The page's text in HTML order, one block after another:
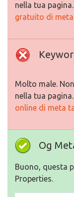
nella tua
gratuito di
Molto male.
nella tua
online di meta
Og
Buono, questa
Properties.